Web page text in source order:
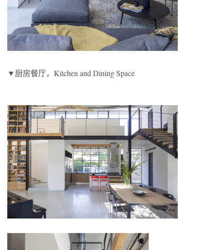
▼厨房餐厅，Kitchen and Dining Space